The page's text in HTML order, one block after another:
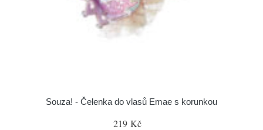
Souza! - Čelenka do vlasů Emae s korunkou
219 Kč